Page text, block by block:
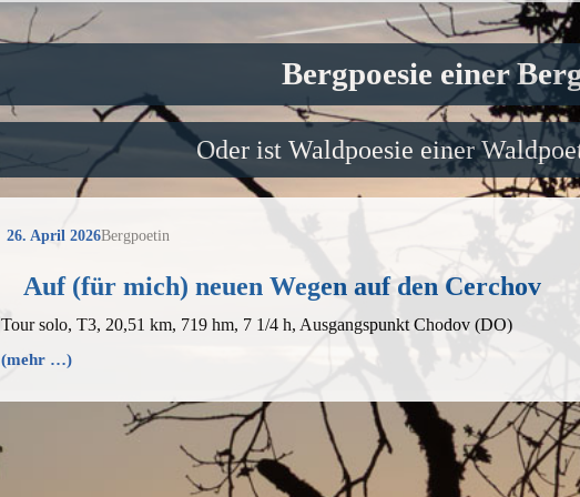
Bergpoesie einer
Oder ist Waldpoesie einer
26. April 2026Bergpoetin
Auf (für mich) neuen Wegen auf den Cerchov
Tour solo, T3, 20,51 km, 719 hm, 7 1/4 h, Ausgangspunkt Chodov (DO)
(mehr …)